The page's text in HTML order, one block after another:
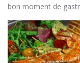
bon moment de